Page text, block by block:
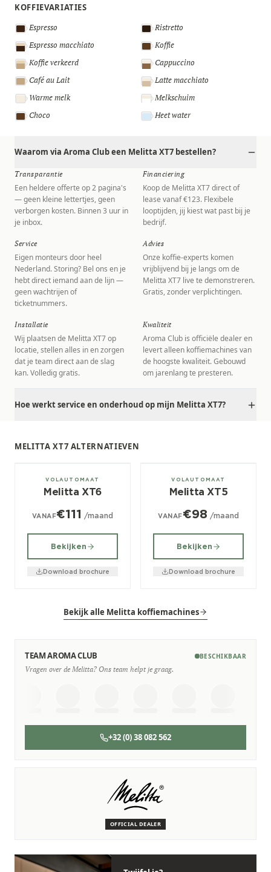
KOFFIEVARIATIES
Espresso
Ristretto
Espresso macchiato
Koffie
Koffie verkeerd
Cappuccino
Café au Lait
Latte macchiato
Warme melk
Melkschuim
Choco
Heet water
Waarom via Aroma Club een Melitta XT7 bestellen?
Transparantie
Een heldere offerte op 2 pagina's
— geen kleine lettertjes, geen
verborgen kosten. Binnen 3 uur in
je inbox.
Financiering
Koop de Melitta XT7 direct of
lease vanaf €123. Flexibele
looptijden, jij kiest wat past bij je
bedrijf.
Service
Eigen monteurs door heel
Nederland. Storing? Bel ons en je
hebt direct iemand aan de lijn —
geen wachtrijen of
ticketnummers.
Advies
Onze koffie-experts komen
vrijblijvend bij je langs om de
Melitta XT7 live te demonstreren.
Gratis, zonder verplichtingen.
Installatie
Wij plaatsen de Melitta XT7 op
locatie, stellen alles in en zorgen
dat je team direct aan de slag
kan. Volledig gratis.
Kwaliteit
Aroma Club is officiële dealer en
levert alleen koffiemachines van
de hoogste kwaliteit. Gebouwd
om jarenlang te presteren.
Hoe werkt service en onderhoud op mijn Melitta XT7?
MELITTA XT7 ALTERNATIEVEN
± 150/dag
VOLAUTOMAAT
Melitta XT6
VANAF€111 /maand
Bekijken
Download brochure
± 120/dag
VOLAUTOMAAT
Melitta XT5
VANAF€98 /maand
Bekijken
Download brochure
Bekijk alle Melitta koffiemachines
TEAM AROMA CLUB BESCHIKBAAR
Vragen over de Melitta? Ons team helpt je graag.
+32 (0) 38 082 562
OFFICIAL DEALER
Wij staan voor je klaar
Deskundige monteurs die verstand hebben van Melitta
Persoonlijk, snel en zonder gedoe.